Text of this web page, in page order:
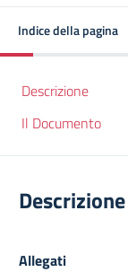
Indice della pagina
Descrizione
Il Documento
Descrizione
Allegati